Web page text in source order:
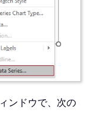
ンドウで、次の